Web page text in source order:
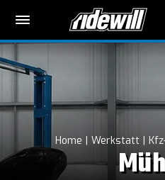
Home Werkstatt